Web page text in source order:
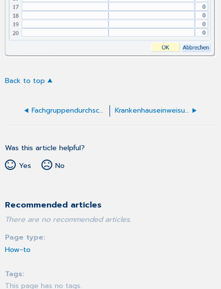
Back to top
Fachgruppendurchschnitte Krankenhauseinweisungen
Was this article helpful?
Yes
No
Recommended articles
There are no recommended articles.
Page type
How-to
Tags
This page has no tags.